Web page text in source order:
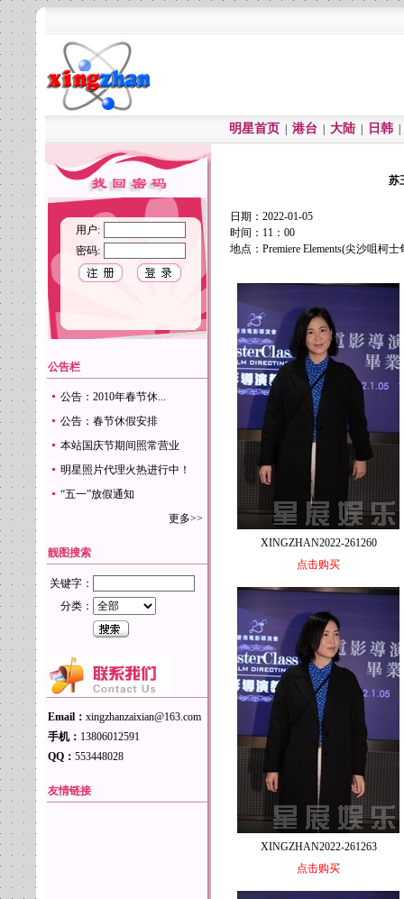
明星首页 港台 大陆 日韩
用户:
密码:
公告栏
公告：2010年春节休...
公告：春节休假安排
本站国庆节期间照常营业
明星照片代理火热进行中！
“五一”放假通知
更多>>
靓图搜索
关键字：
分类：
Email： xingzhanzaixian@163.com
手机： 13806012591
QQ： 553448028
友情链接
苏
日期：2022-01-05
时间：11：00
地点：Premiere Elements(尖沙咀柯
XINGZHAN2022-261260
点击购买
XINGZHAN2022-261263
点击购买